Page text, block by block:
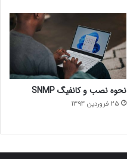
نحوه نصب و کانفیگ SNMP
25 فروردین 1394